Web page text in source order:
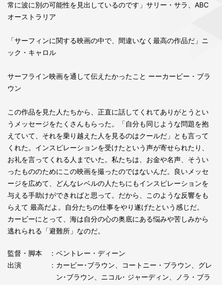
常に波に別の可能性を見出しているのです」サリー・サラ、ABC
オーストラリア
「サーフィンに関する映画の中で、間違いなく最高の作品だ」ニ
ック・キャロル
サーフライン映画を通して伝えたかったこと ーーカービー・ブラ
ウン
この作品を見た人たちから、正直に話してくれてありがとうとい
うメッセージをたくさんもらった。「自分も同じような問題を抱
えていて、それを乗り越えた人を見るのはクールだ」とも言って
くれた。インスピレーションを受けたという声が寄せられたり、
お礼を言ってくれる人までいた。私たちは、お金や名声、そうい
ったもののためにこの映画を撮ったのではないんだ。良いメッセ
ージを広めて、どんなレベルの人たちにもインスピレーションを
与える手助けができればと思って。だから、このような反響をも
らえて 最高だよ。自分たちの仕事をやり遂げたという感じだ。
カービーにとって、海は自分の心の奥底にある悩みや苦しみから
逃れられる「避難所」なのだ。
監督・脚本
：ベントレー・ディーン
出演
：カービー･ブラウン、コートニー・ブラウン、グレ
ン･ブラウン、ニコル･ ジャーディン、ノラ・ブラ